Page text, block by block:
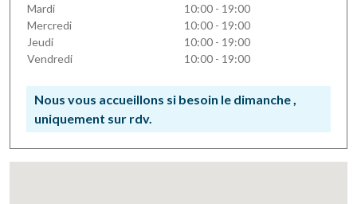
Mardi
10:00 - 19:00
Mercredi
10:00 - 19:00
Jeudi
10:00 - 19:00
Vendredi
10:00 - 19:00
Nous vous accueillons si besoin le dimanche ,
uniquement sur rdv.